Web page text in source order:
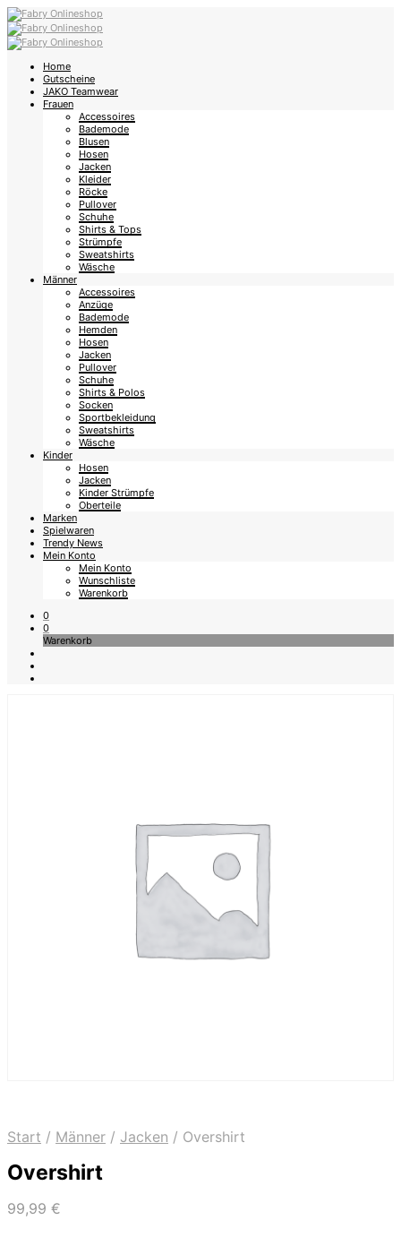
Home
Gutscheine
JAKO Teamwear
Frauen
Accessoires
Bademode
Blusen
Hosen
Jacken
Kleider
Röcke
Pullover
Schuhe
Shirts & Tops
Strümpfe
Sweatshirts
Wäsche
Männer
Accessoires
Anzüge
Bademode
Hemden
Hosen
Jacken
Pullover
Schuhe
Shirts & Polos
Socken
Sportbekleidung
Sweatshirts
Wäsche
Kinder
Hosen
Jacken
Kinder Strümpfe
Oberteile
Marken
Spielwaren
Trendy News
Mein Konto
Mein Konto
Wunschliste
Warenkorb
0
0
Warenkorb
Start / Männer / Jacken / Overshirt
Overshirt
99,99 €